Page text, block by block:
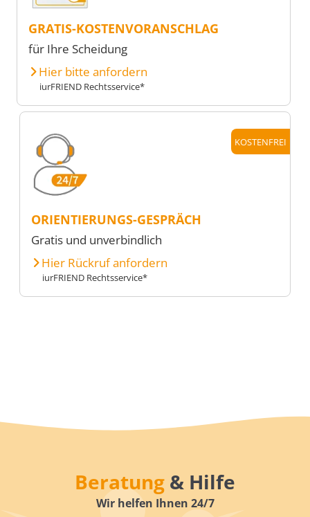
GRATIS-KOSTENVORANSCHLAG
für Ihre Scheidung
Hier bitte anfordern
iurFRIEND Rechtsservice*
KOSTENFREI
ORIENTIERUNGS-GESPRÄCH
Gratis und unverbindlich
Hier Rückruf anfordern
iurFRIEND Rechtsservice*
Beratung & Hilfe
Wir helfen Ihnen 24/7